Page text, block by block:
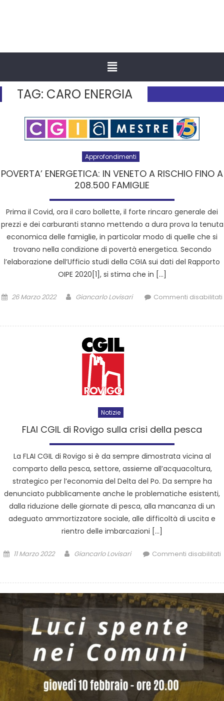
TAG: CARO ENERGIA
Approfondimenti
POVERTA’ ENERGETICA: IN VENETO A RISCHIO FINO A
208.500 FAMIGLIE
Prima il Covid, ora il caro bollette, il forte rincaro generale dei
prezzi e dei carburanti stanno mettendo a dura prova la tenuta
economica delle famiglie, in particolar modo di quelle che si
trovano nella condizione di povertà energetica. Secondo
l’elaborazione dell’Ufficio studi della CGIA sui dati del Rapporto
OIPE 2020[1], si stima che in […]
26 Marzo 2022 Giancarlo Lovisari Commenti disabilitati
Notizie
FLAI CGIL di Rovigo sulla crisi della pesca
La FLAI CGIL di Rovigo si è da sempre dimostrata vicina al
comparto della pesca, settore, assieme all’acquacoltura,
strategico per l’economia del Delta del Po. Da sempre ha
denunciato pubblicamente anche le problematiche esistenti,
dalla riduzione delle giornate di pesca, alla mancanza di un
adeguato ammortizzatore sociale, alle difficoltà di uscita e
rientro delle imbarcazioni […]
11 Marzo 2022 Giancarlo Lovisari Commenti disabilitati